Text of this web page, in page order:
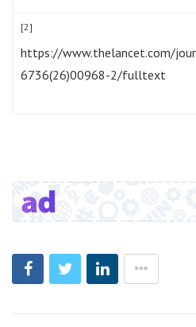
[2]
https://www.thelancet.com/
6736(26)00968-2/fulltext